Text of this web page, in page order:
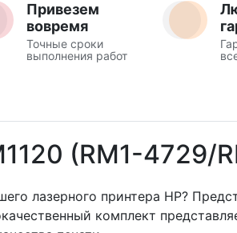
Привезем
вовремя
Точные сроки
выполнения работ
(RM1-4729/
лазерного принтера HP?
комплект